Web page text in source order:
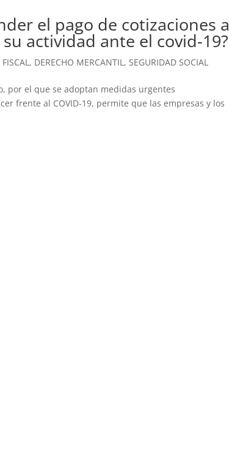
el pago de cotizaciones a
actividad ante el covid-19?
, DERECHO MERCANTIL , SEGURIDAD SOCIAL
por el que se adoptan medidas urgentes
frente al COVID-19, permite que las empresas y los